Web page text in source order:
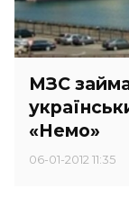
МЗС
«Немо»
06-01-2012 11:35